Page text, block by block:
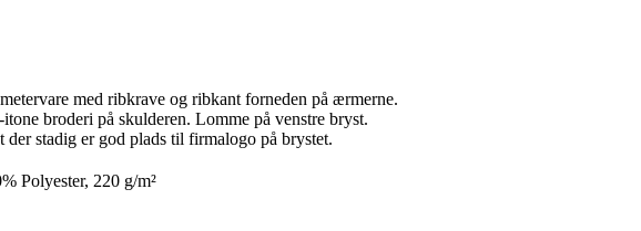
med ribkrave og ribkant forneden på ærmerne.
broderi på skulderen. Lomme på venstre bryst.
der stadig er god plads til firmalogo på brystet.
Polyester, 220 g/m²